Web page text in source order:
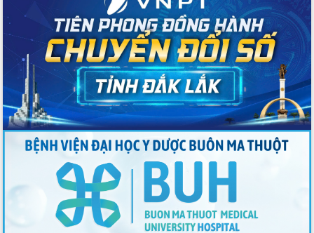
Phó Bí thư Tỉnh ủy Đắk Lắk Đỗ Hữu
Huy giữ chức Bí thư Đảng ủy Ủy Ban
Nhân dân tỉnh
Bệnh án điện tử thúc đẩy chuyển đổi
số y tế tại Đắk Lắk
Chuyển đổi số thư viện: Mở rộng
không gian tri thức trong thời đại số
Đánh giá, rút kinh nghiệm công tác tổ
chức diễn tập trước ngày bầu cử
Chương trình “Gặp gỡ hữu nghị –
Friendship Meeting New Year 2026”
Bầu cử Quốc hội và HĐND: Cử tri Đắk
Lắk gửi gắm niềm tin, kỳ vọng vào lá
Đắk Lắk sẵn sàng các điều kiện cho